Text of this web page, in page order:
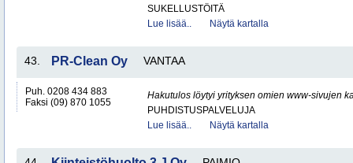
SUKELLUSTÖITÄ
Lue lisää..
Näytä kartalla
43. PR-Clean Oy VANTAA
Puh. 0208 434 883
Faksi (09) 870 1055
Hakutulos löytyi yrityksen omien www-sivujen
PUHDISTUSPALVELUJA
Lue lisää..
Näytä kartalla